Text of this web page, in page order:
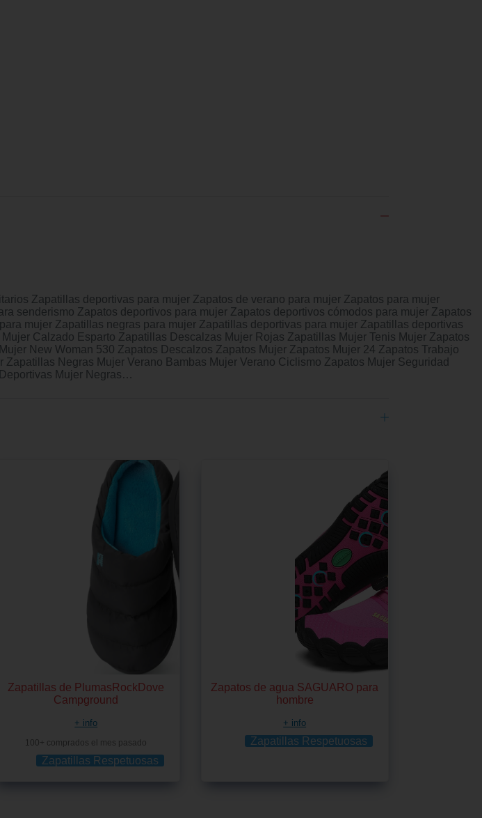
Zapatillas deportivas para mujer Zapatos de verano para mujer Zapatos para mujer
senderismo Zapatos deportivos para mujer Zapatos deportivos cómodos para mujer Zapatos
mujer Zapatillas negras para mujer Zapatillas deportivas para mujer Zapatillas deportivas
Calzado Esparto Zapatillas Descalzas Mujer Rojas Zapatillas Mujer Tenis Mujer Zapatos
New Woman 530 Zapatos Descalzos Zapatos Mujer Zapatos Mujer 24 Zapatos Trabajo
Negras Mujer Verano Bambas Mujer Verano Ciclismo Zapatos Mujer Seguridad
Mujer Negras…
Zapatillas de PlumasRockDove
Campground
+ info
100+ comprados el mes pasado
Zapatillas Respetuosas
Zapatos de agua SAGUARO para
hombre
+ info
Zapatillas Respetuosas